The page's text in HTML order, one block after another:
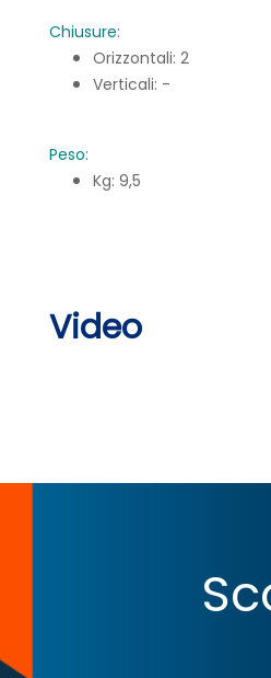
Chiusure:
Orizzontali: 2
Verticali: -
Peso:
Kg: 9,5
Video